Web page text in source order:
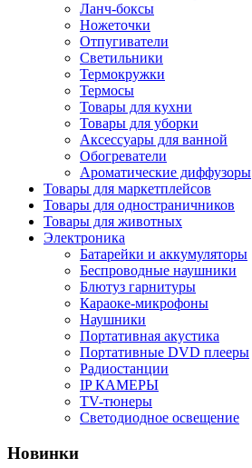
Ланч-боксы
Ножеточки
Отпугиватели
Светильники
Термокружки
Термосы
Товары для кухни
Товары для уборки
Аксессуары для ванной
Обогреватели
Ароматические диффузоры
Товары для маркетплейсов
Товары для одностраничников
Товары для животных
Электроника
Батарейки и аккумуляторы
Беспроводные наушники
Блютуз гарнитуры
Караоке-микрофоны
Наушники
Портативная акустика
Портативные DVD плееры
Радиостанции
IP КАМЕРЫ
TV-тюнеры
Светодиодное освещение
Новинки